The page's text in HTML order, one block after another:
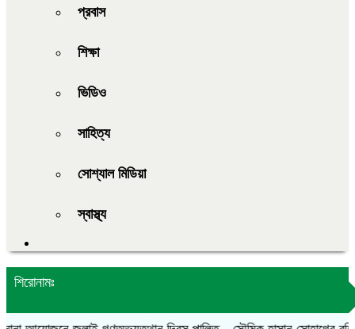
প্রবাস
শিক্ষা
ভিডিও
সাহিত্য
সোশ্যাল মিডিয়া
স্বাস্থ্য
শিরোনামঃ